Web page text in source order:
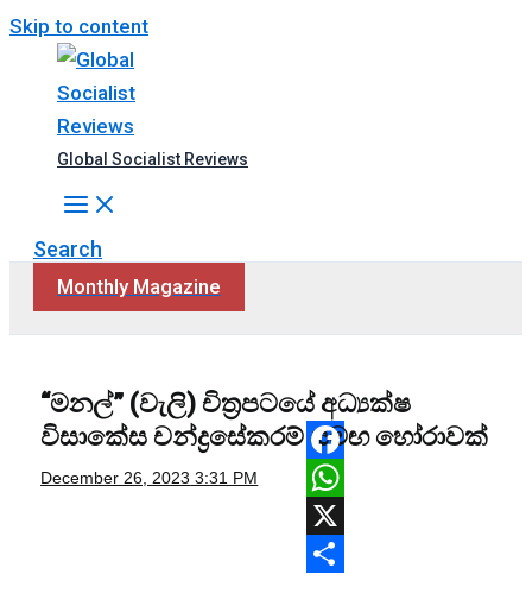
Skip to content
Global Socialist Reviews
Search
Monthly Magazine
“මනල්” (වැලි) චිත්‍රපටයේ අධ්‍යක්ෂ
විසාකේස චන්ද්‍රසේකරම් සමඟ හෝරාවක්
December 26, 2023 3:31 PM
Facebook
WhatsApp
X